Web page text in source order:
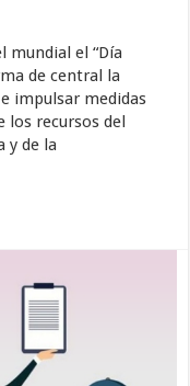
mundial el “Día
de central la
impulsar medidas
los recursos del
y de la